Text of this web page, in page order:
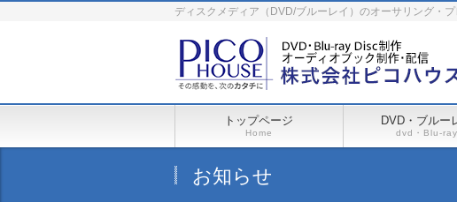
ディスクメディア（DVD/ブルーレイ）のオーサリング・
トップページ
Home
DVD・ブルー
dvd・Blu-ray
お知らせ